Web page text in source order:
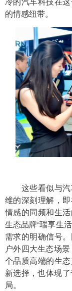
的情感纽带。
这些看似与汽
维的深刻理解，
情感的同频和生
生态品牌“瑞享生
需求的明确信号
户外四大生态场
个品质高端的生
新选择，也体现了
局。